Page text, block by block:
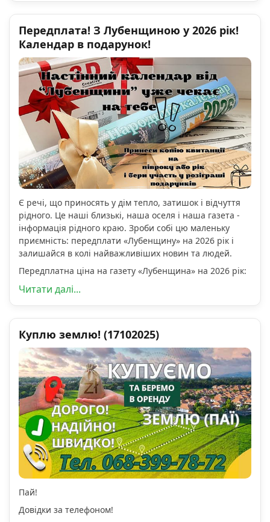
Передплата! З Лубенщиною у 2026 рік!
Календар в подарунок!
Є речі, що приносять у дім тепло, затишок і відчуття
рідного. Це наші близькі, наша оселя і наша газета -
інформація рідного краю. Зроби собі цю маленьку
приємність: передплати «Лубенщину» на 2026 рік і
залишайся в колі найважливіших новин та людей.
Передплатна ціна на газету «Лубенщина» на 2026 рік:
Читати далі...
Куплю землю! (17102025)
Пай!
Довідки за телефоном!